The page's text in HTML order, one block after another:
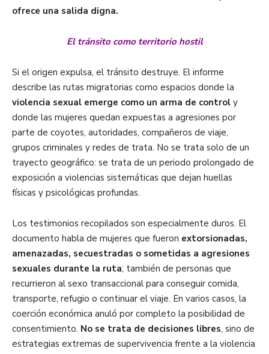
ofrece una salida digna.
El tránsito como territorio hostil
Si el origen expulsa, el tránsito destruye. El informe
describe las rutas migratorias como espacios donde la
violencia sexual emerge como un arma de control y
donde las mujeres quedan expuestas a agresiones por
parte de coyotes, autoridades, compañeros de viaje,
grupos criminales y redes de trata. No se trata solo de un
trayecto geográfico: se trata de un periodo prolongado de
exposición a violencias sistemáticas que dejan huellas
físicas y psicológicas profundas.
Los testimonios recopilados son especialmente duros. El
documento habla de mujeres que fueron extorsionadas,
amenazadas, secuestradas o sometidas a agresiones
sexuales durante la ruta; también de personas que
recurrieron al sexo transaccional para conseguir comida,
transporte, refugio o continuar el viaje. En varios casos, la
coerción económica anuló por completo la posibilidad de
consentimiento. No se trata de decisiones libres, sino de
estrategias extremas de supervivencia frente a la violencia